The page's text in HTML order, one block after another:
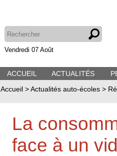
Vendredi 07 Août
ACCUEIL ACTUALITÉS
Accueil >Actualités auto-écoles >
La
face à un